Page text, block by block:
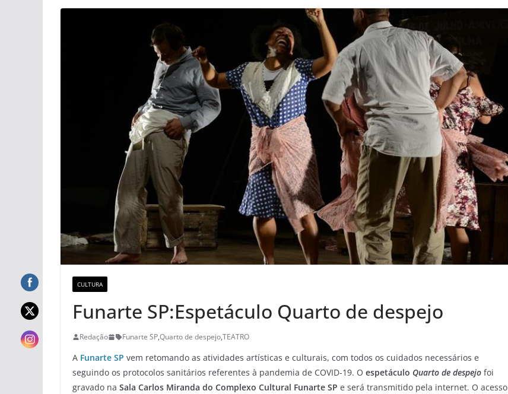
CULTURA
Funarte S​​​​​​​P:Espetáculo Quarto de despejo
Redação Funarte S​​​​​​​P,Quarto de despejo,TEATRO
A Funarte S​​​​​​​P vem retomando as atividades artísticas e culturais, com todos os cuidados necessários e
seguindo os protocolos sanitários referentes à pandemia de COVID-19. O espetáculo Quarto de despejo foi
gravado na Sala Carlos Miranda do Complexo Cultural Funarte SP e será transmitido pela internet. O acesso